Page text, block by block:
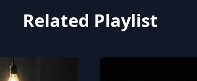
Related Playlist